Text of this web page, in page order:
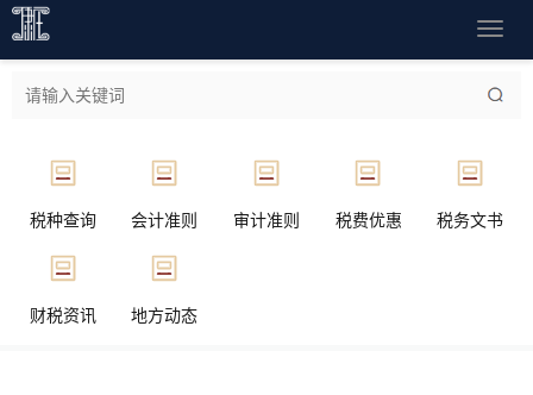
导
单
税种查询 会计准则 审计准则 税费优惠 税务文书
财税资讯 地方动态